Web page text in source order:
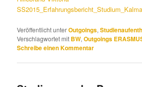
Veröffentlicht unterOutgoings,
Verschlagwortet mit BW,Outgoings
Schreibe einen Kommentar